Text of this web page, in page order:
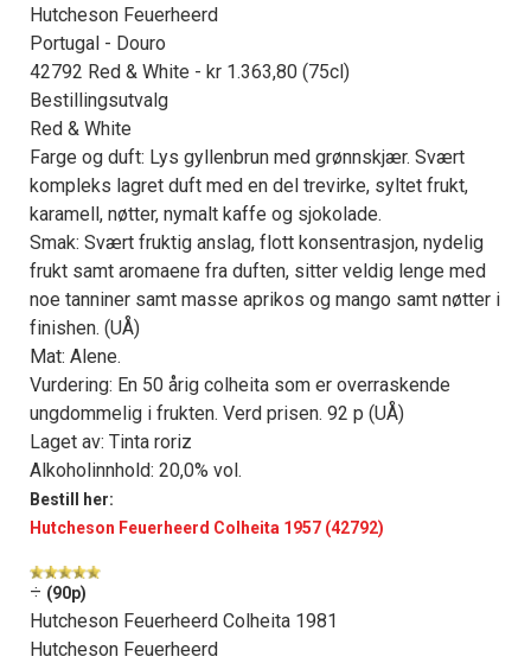
Hutcheson Feuerheerd
Portugal - Douro
42792 Red & White - kr 1.363,80 (75cl)
Bestillingsutvalg
Red & White
Farge og duft: Lys gyllenbrun med grønnskjær. Svært
kompleks lagret duft med en del trevirke, syltet frukt,
karamell, nøtter, nymalt kaffe og sjokolade.
Smak: Svært fruktig anslag, flott konsentrasjon, nydelig
frukt samt aromaene fra duften, sitter veldig lenge med
noe tanniner samt masse aprikos og mango samt nøtter i
finishen. (UÅ)
Mat: Alene.
Vurdering: En 50 årig colheita som er overraskende
ungdommelig i frukten. Verd prisen. 92 p (UÅ)
Laget av: Tinta roriz
Alkoholinnhold: 20,0% vol.
Bestill her:
Hutcheson Feuerheerd Colheita 1957 (42792)
÷ (90p)
Hutcheson Feuerheerd Colheita 1981
Hutcheson Feuerheerd